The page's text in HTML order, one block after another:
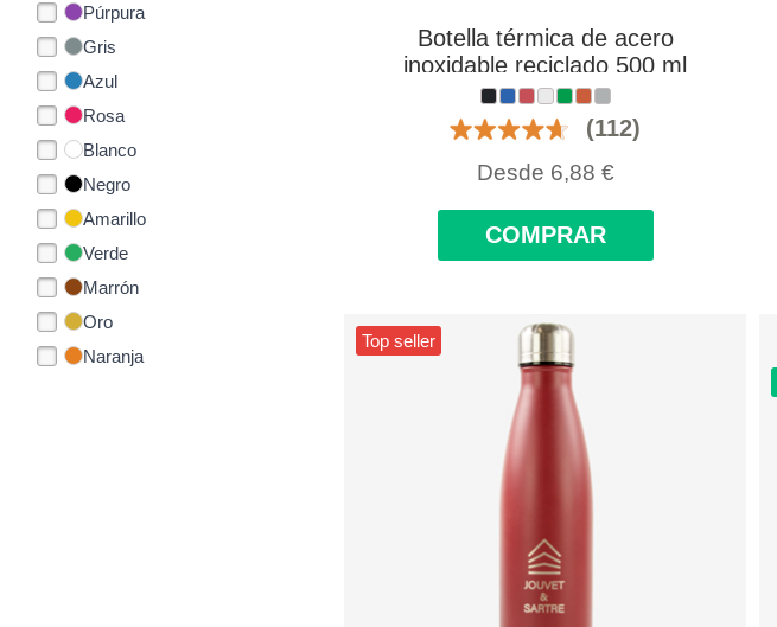
Púrpura
Gris
Azul
Rosa
Blanco
Negro
Amarillo
Verde
Marrón
Oro
Naranja
Botella térmica de acero
inoxidable reciclado 500 ml
personalizada con logo
(112)
Desde 6,88 €
COMPRAR
Top seller